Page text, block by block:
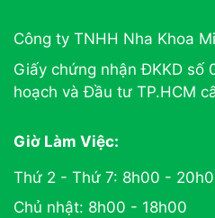
Công ty TNHH Nha Khoa
Giấy chứng nhận ĐKKD số
hoạch và Đầu tư TP.HCM
Giờ Làm Việc:
Thứ 2 - Thứ 7: 8h00 -
Chủ nhật: 8h00 - 18h00